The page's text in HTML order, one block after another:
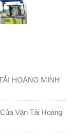
HOÀNG MINH
Vận Tải Hoàng